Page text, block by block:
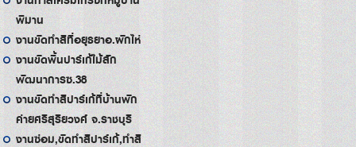
พิมาน
งานขัดทำสีที่อยุธยาอ.ผักไห่
งานขัดพื้นปาร์เก้ไม้สัก
พัฒนาการซ.38
งานขัดทำสีปาร์เก้ที่บ้านพัก
ค่ายศรีสุริยวงศ์ จ.ราชบุรี
งานซ่อม,ขัดทำสีปาร์เก้,ทำสี